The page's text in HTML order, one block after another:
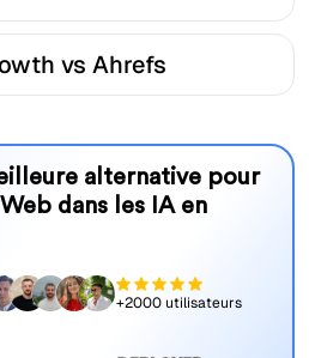
vs Ahrefs
alternative pour
dans les IA en
+2000 utilisateurs